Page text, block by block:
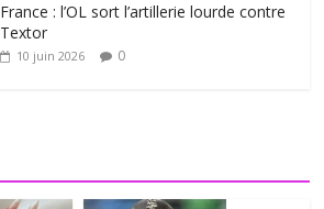
France : l’OL sort l’artillerie lourde contre
Textor
10 juin 2026 0